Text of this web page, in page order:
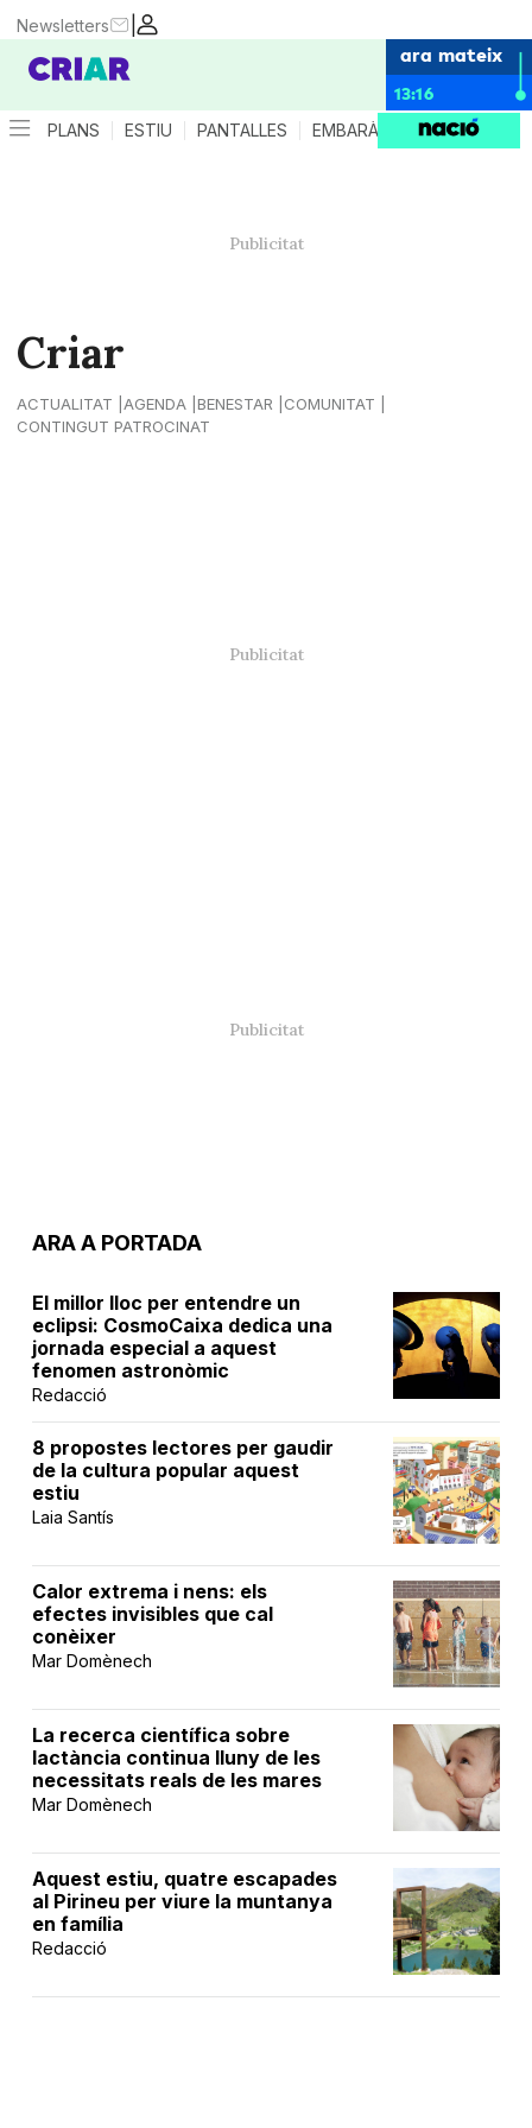
|
Newsletters
ara mateix
13:16
PLANS ESTIU PANTALLES EMBARÀS CRIANÇA
Criar
ACTUALITAT AGENDA BENESTAR
COMUNITAT
CONTINGUT PATROCINAT
ARA A PORTADA
El millor lloc per entendre un
eclipsi: CosmoCaixa dedica una
jornada especial a aquest
fenomen astronòmic
Redacció
8 propostes lectores per gaudir
de la cultura popular aquest
estiu
Laia Santís
Calor extrema i nens: els
efectes invisibles que cal
conèixer
Mar Domènech
La recerca científica sobre
lactància continua lluny de les
necessitats reals de les mares
Mar Domènech
Aquest estiu, quatre escapades
al Pirineu per viure la muntanya
en família
Redacció